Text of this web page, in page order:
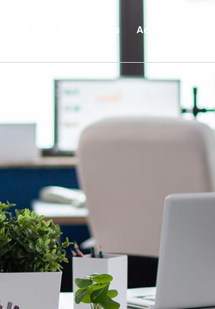
Simulateurs Actualités